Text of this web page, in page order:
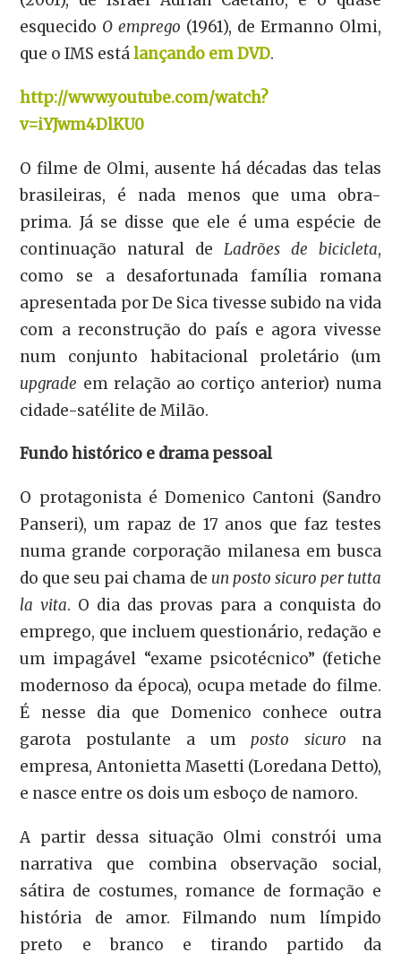
esquecido O emprego (1961), de Ermanno Olmi,
que o IMS estálançando em DVD.
http://www.youtube.com/watch?
v=iYJwm4DlKU0
O filme de Olmi, ausente há décadas das telas
brasileiras, é nada menos que uma obra-
prima. Já se disse que ele é uma espécie de
continuação natural de Ladrões de bicicleta,
como se a desafortunada família romana
apresentada por De Sica tivesse subido na vida
com a reconstrução do país e agora vivesse
num conjunto habitacional proletário (um
upgrade em relação ao cortiço anterior) numa
cidade-satélite de Milão.
Fundo histórico e drama pessoal
O protagonista é Domenico Cantoni (Sandro
Panseri), um rapaz de 17 anos que faz testes
numa grande corporação milanesa em busca
do que seu pai chama de un posto sicuro per tutta
la vita. O dia das provas para a conquista do
emprego, que incluem questionário, redação e
um impagável “exame psicotécnico” (fetiche
modernoso da época), ocupa metade do filme.
É nesse dia que Domenico conhece outra
garota postulante a umposto sicuro na
empresa, Antonietta Masetti (Loredana Detto),
e nasce entre os dois um esboço de namoro.
A partir dessa situação Olmi constrói uma
narrativa que combina observação social,
sátira de costumes, romance de formação e
história de amor. Filmando num límpido
preto e branco e tirando partido da